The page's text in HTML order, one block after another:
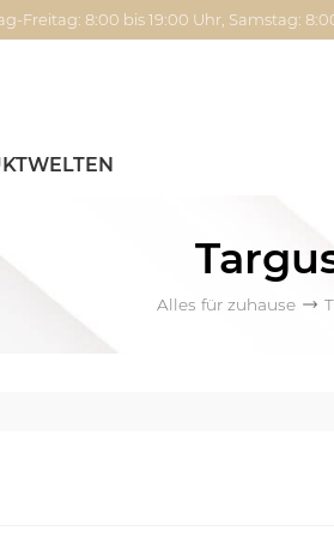
Freitag: 8:00 bis 19:00 Uhr, Samstag:
Alles für zuhause